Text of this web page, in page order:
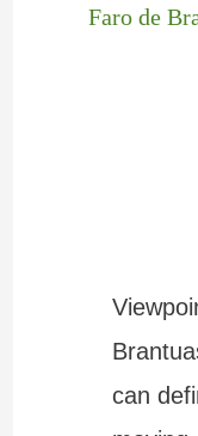
Faro de
can